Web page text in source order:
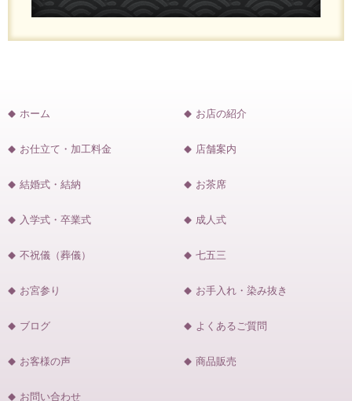
ホーム お店の紹介
お仕立て・加工料金 店舗案内
結婚式・結納 お茶席
入学式・卒業式 成人式
不祝儀（葬儀） 七五三
お宮参り お手入れ・染み抜き
ブログ よくあるご質問
お客様の声 商品販売
お問い合わせ